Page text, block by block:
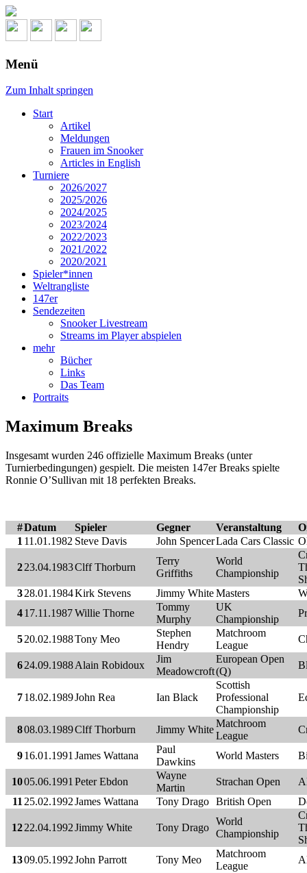
Menü
Zum Inhalt springen
Start
Artikel
Meldungen
Frauen im Snooker
Articles in English
Turniere
2026/2027
2025/2026
2024/2025
2023/2024
2022/2023
2021/2022
2020/2021
Spieler*innen
Weltrangliste
147er
Sendezeiten
Snooker Livestream
Streams im Player abspielen
mehr
Bücher
Links
Das Team
Portraits
Maximum Breaks
Insgesamt wurden 246 offizielle Maximum Breaks (unter
Turnierbedingungen) gespielt. Die meisten 147er Breaks spielte
Ronnie O’Sullivan mit 18 perfekten Breaks.
#Datum Spieler Gegner Veranstaltung
1 11.01.1982 Steve Davis John SpencerLada Cars Classic
223.04.1983Clff Thorburn
Terry
Griffiths
World
Championship
328.01.1984Kirk Stevens Jimmy WhiteMasters
417.11.1987Willie Thorne
Tommy
Murphy
UK
Championship
520.02.1988Tony Meo
Stephen
Hendry
Matchroom
League
624.09.1988Alain Robidoux
Jim
Meadowcroft
European Open
(Q)
718.02.1989John Rea Ian Black
Scottish
Professional
Championship
808.03.1989Clff Thorburn Jimmy White
Matchroom
League
916.01.1991 James Wattana
Paul
Dawkins
World Masters
1005.06.1991 Peter Ebdon
Wayne
Martin
Strachan Open
11 25.02.1992James Wattana Tony Drago British Open
1222.04.1992Jimmy White Tony Drago
World
Championship
1309.05.1992John Parrott Tony Meo
Matchroom
League